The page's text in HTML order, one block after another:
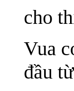
cho
Vua
đầu